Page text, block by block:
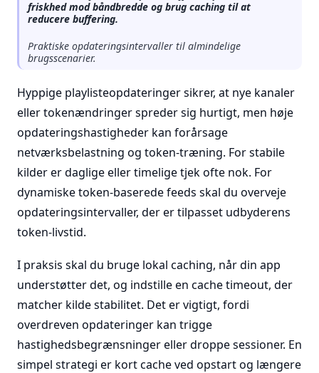
friskhed mod båndbredde og brug caching til at
reducere buffering.
Praktiske opdateringsintervaller til almindelige
brugsscenarier.
Hyppige playlisteopdateringer sikrer, at nye kanaler
eller tokenændringer spreder sig hurtigt, men høje
opdateringshastigheder kan forårsage
netværksbelastning og token-træning. For stabile
kilder er daglige eller timelige tjek ofte nok. For
dynamiske token-baserede feeds skal du overveje
opdateringsintervaller, der er tilpasset udbyderens
token-livstid.
I praksis skal du bruge lokal caching, når din app
understøtter det, og indstille en cache timeout, der
matcher kilde stabilitet. Det er vigtigt, fordi
overdreven opdateringer kan trigge
hastighedsbegrænsninger eller droppe sessioner. En
simpel strategi er kort cache ved opstart og længere